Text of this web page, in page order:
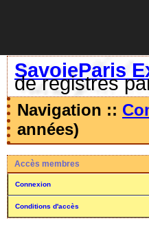
SavoieParis
de registres
Navigation ::
années)
Accès membres
Connexion
Conditions d'accès